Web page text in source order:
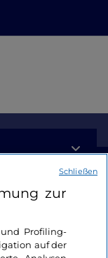
zur
Profiling-
auf der
Schließen